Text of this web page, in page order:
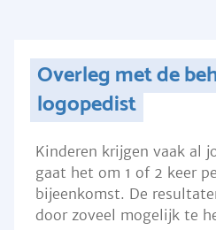
Overleg met de
logopedist
Kinderen krijgen vaak al
gaat het om 1 of 2 keer
bijeenkomst. De
door zoveel mogelijk te